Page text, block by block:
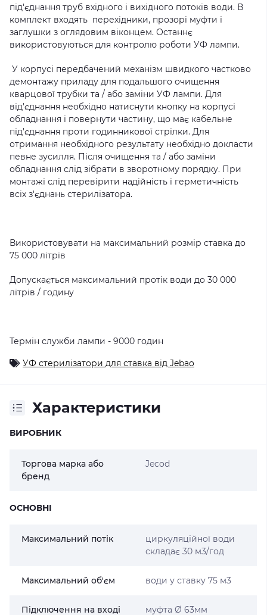
під'єднання труб вхідного і вихідного потоків води. В
комплект входять перехідники, прозорі муфти і
заглушки з оглядовим віконцем. Останнє
використовуються для контролю роботи УФ лампи.
У корпусі передбачений механізм швидкого частково
демонтажу приладу для подальшого очищення
кварцової трубки та / або заміни УФ лампи. Для
від'єднання необхідно натиснути кнопку на корпусі
обладнання і повернути частину, що має кабельне
під'єднання проти годинникової стрілки. Для
отримання необхідного результату необхідно докласти
певне зусилля. Після очищення та / або заміни
обладнання слід зібрати в зворотному порядку. При
монтажі слід перевірити надійність і герметичність
всіх з'єднань стерилізатора.
Використовувати на максимальний розмір ставка до
75 000 літрів
Допускається максимальний протік води до 30 000
літрів / годину
Термін служби лампи - 9000 годин
УФ стерилізатори для ставка від Jebao
Характеристики
ВИРОБНИК
Торгова марка або
бренд
Jecod
ОСНОВНІ
Максимальний потік
циркуляційної води
складає 30 м3/год
Максимальний об'єм води у ставку 75 м3
Підключення на вході муфта Ø 63мм